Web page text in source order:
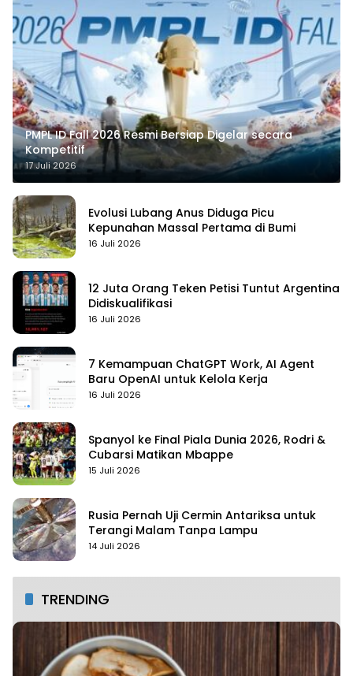
PMPL ID Fall 2026 Resmi Bersiap Digelar secara
Kompetitif
17 Juli 2026
Evolusi Lubang Anus Diduga Picu
Kepunahan Massal Pertama di Bumi
16 Juli 2026
12 Juta Orang Teken Petisi Tuntut Argentina
Didiskualifikasi
16 Juli 2026
7 Kemampuan ChatGPT Work, AI Agent
Baru OpenAI untuk Kelola Kerja
16 Juli 2026
Spanyol ke Final Piala Dunia 2026, Rodri &
Cubarsi Matikan Mbappe
15 Juli 2026
Rusia Pernah Uji Cermin Antariksa untuk
Terangi Malam Tanpa Lampu
14 Juli 2026
TRENDING